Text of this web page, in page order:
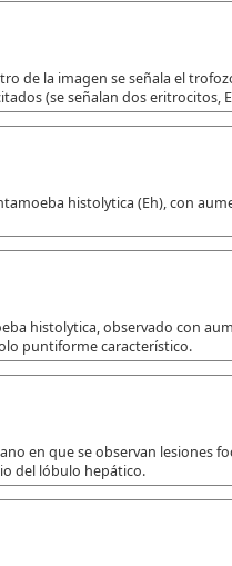
de la imagen se señala el
(se señalan dos eritrocitos,
histolytica (Eh), con
histolytica, observado con
puntiforme característico.
en que se observan lesiones
del lóbulo hepático.